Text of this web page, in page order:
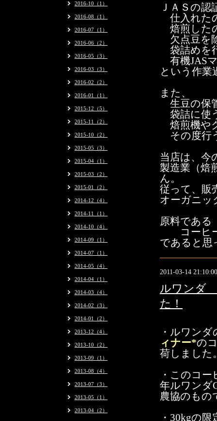
ＪＡＳの
仕入れた
焙煎した
欠点豆を
袋詰めを
有機JAS
という作業
また、
生豆の保
袋詰に使
焙煎機や
その度行
当店は、今
製造業（焙
ん。
従って、販
オーガニッ
原料である
コーヒー
であると思
2011-03-14 21:10:00
ルワンダ
た！
・ルワンダ
ィナー*の
荷しました
・このコー
年ルワンダ
農協のもの
・30kgの
2016-10（1）
2016-08（1）
2016-07（1）
2016-06（2）
2016-05（3）
2016-03（3）
2016-02（2）
2016-01（1）
2015-12（5）
2015-11（2）
2015-10（2）
2015-05（3）
2015-04（1）
2015-03（2）
2015-01（2）
2014-12（4）
2014-11（1）
2014-10（4）
2014-09（1）
2014-07（1）
2014-05（4）
2014-04（1）
2014-03（4）
2014-02（3）
2014-01（2）
2013-12（4）
2013-10（2）
2013-09（1）
2013-08（4）
2013-07（3）
2013-05（1）
2013-04（2）